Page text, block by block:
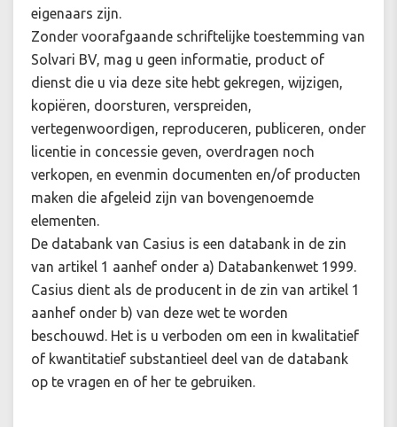
eigenaars zijn.
Zonder voorafgaande schriftelijke toestemming van
Solvari BV, mag u geen informatie, product of
dienst die u via deze site hebt gekregen, wijzigen,
kopiëren, doorsturen, verspreiden,
vertegenwoordigen, reproduceren, publiceren, onder
licentie in concessie geven, overdragen noch
verkopen, en evenmin documenten en/of producten
maken die afgeleid zijn van bovengenoemde
elementen.
De databank van Casius is een databank in de zin
van artikel 1 aanhef onder a) Databankenwet 1999.
Casius dient als de producent in de zin van artikel 1
aanhef onder b) van deze wet te worden
beschouwd. Het is u verboden om een in kwalitatief
of kwantitatief substantieel deel van de databank
op te vragen en of her te gebruiken.